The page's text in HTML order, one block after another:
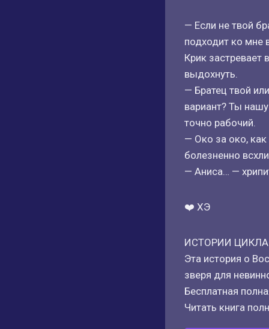
— Если не твой
подходит ко мне
Крик застревает
выдохнуть.
— Братец твой
вариант? Ты
точно рабочий.
— Око за око,
болезненно
— Аниса… —
❤️ ХЭ
ИСТОРИИ
Эта история о
зверя для
Бесплатная
Читать книга